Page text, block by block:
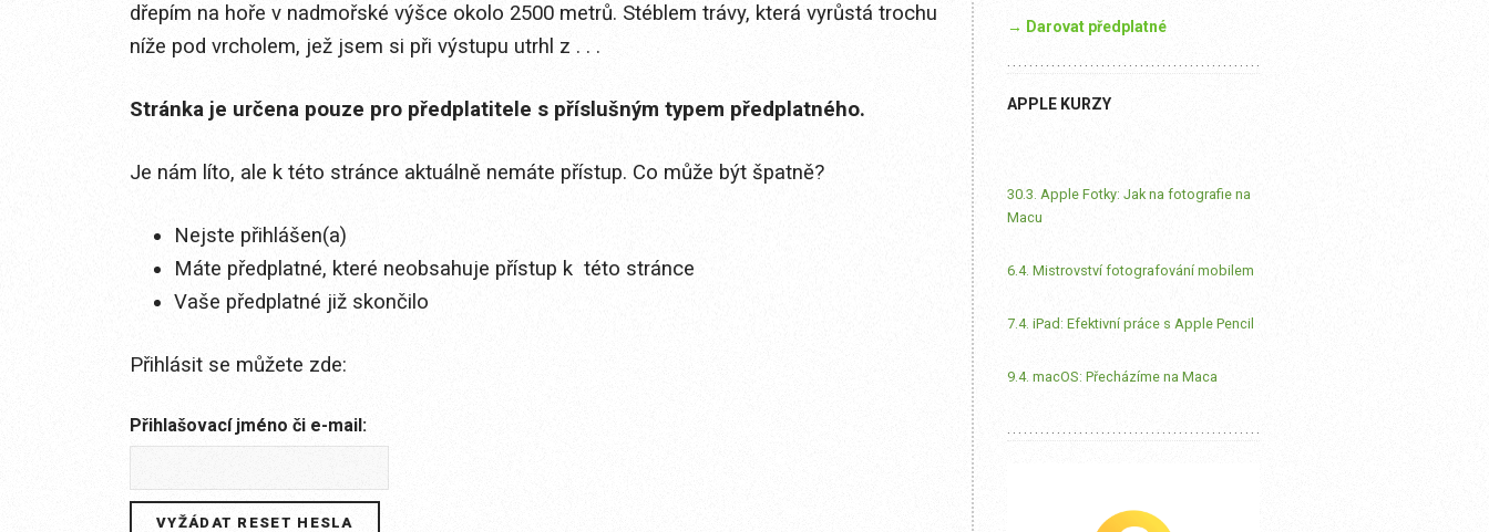
dřepím na hoře v nadmořské výšce okolo 2500 metrů. Stéblem trávy, která vyrůstá trochu
níže pod vrcholem, jež jsem si při výstupu utrhl z . . .
Stránka je určena pouze pro předplatitele s příslušným typem předplatného.
Je nám líto, ale k této stránce aktuálně nemáte přístup. Co může být špatně?
Nejste přihlášen(a)
Máte předplatné, které neobsahuje přístup k této stránce
Vaše předplatné již skončilo
Přihlásit se můžete zde:
Přihlašovací jméno či e-mail:
→ Darovat předplatné
APPLE KURZY
30.3. Apple Fotky: Jak na fotografie na
Macu
6.4. Mistrovství fotografování mobilem
7.4. iPad: Efektivní práce s Apple Pencil
9.4. macOS: Přecházíme na Maca